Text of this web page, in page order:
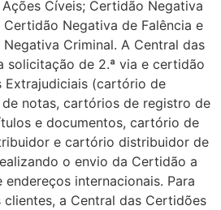
Cíveis; Certidão Negativa
Certidão Negativa de Falência e
Criminal. A Central das
solicitação de 2.ª via e certidão
(cartório de
notas, cartórios de registro de
e documentos, cartório de
e cartório distribuidor de
o envio da Certidão a
internacionais. Para
a Central das Certidões